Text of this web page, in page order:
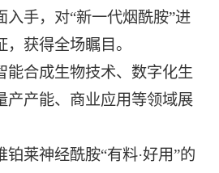
入手，对“新一代烟酰胺”进
获得全场瞩目。
能合成生物技术、数字化生
产产能、商业应用等领域展
莱神经酰胺“有料·好用”的